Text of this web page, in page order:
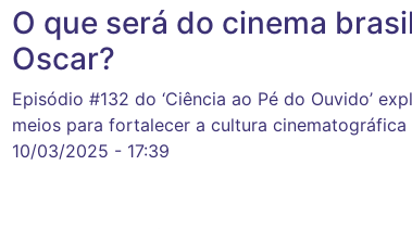
O que será do cinema
Oscar?
Episódio #132 do ‘Ciência ao Pé do Ouvido’
meios para fortalecer a cultura cinematográfica
10/03/2025 - 17:39